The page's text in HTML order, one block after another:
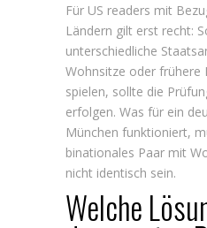
Für US readers mit
Ländern gilt erst recht:
unterschiedliche
Wohnsitze oder frühere
spielen, sollte die
erfolgen. Was für ein
München funktioniert,
binationales Paar mit
nicht identisch sein.
Welche